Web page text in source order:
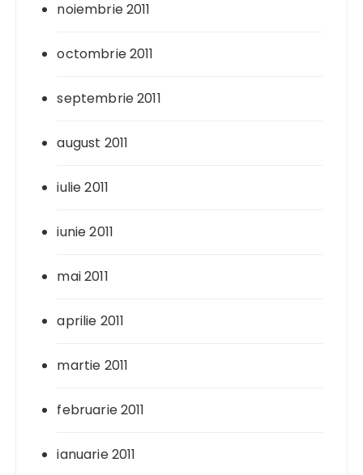
noiembrie 2011
octombrie 2011
septembrie 2011
august 2011
iulie 2011
iunie 2011
mai 2011
aprilie 2011
martie 2011
februarie 2011
ianuarie 2011